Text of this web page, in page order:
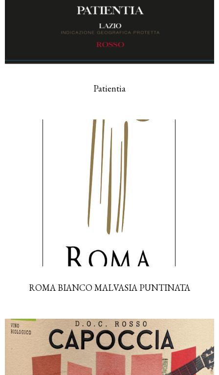
Patientia
ROMA BIANCO MALVASIA PUNTINATA